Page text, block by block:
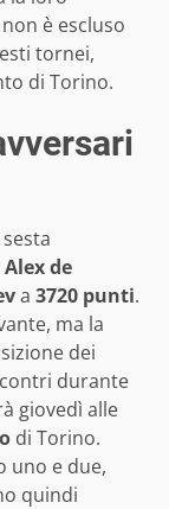
è escluso
tornei,
di Torino.
Alex de
a 3720 punti.
ma la
dei
durante
giovedì alle
di Torino.
uno e due,
quindi